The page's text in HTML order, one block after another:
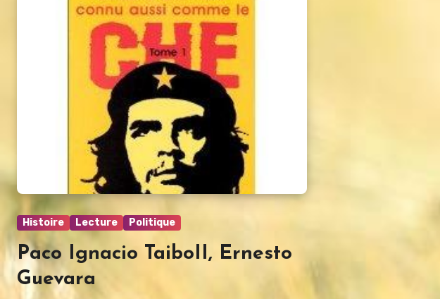
Histoire Lecture Politique
Paco Ignacio TaiboII, Ernesto
Guevara